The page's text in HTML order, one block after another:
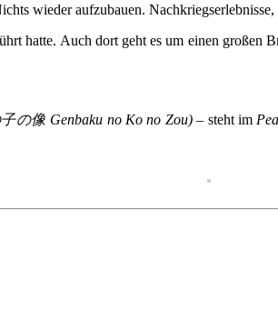
wieder aufzubauen.
hatte. Auch dort geht es um einen großen
の像 Genbaku no Ko no Zou)– steht im